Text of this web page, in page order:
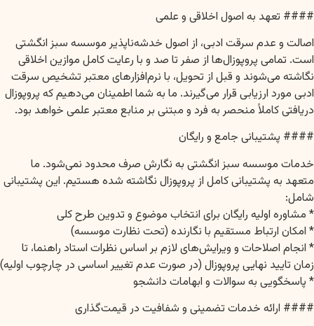
#### تعهد به اصول اخلاقی و علمی
اصالت و عدم سرقت ادبی، از اصول خدشه‌ناپذیر موسسه سبز انگشتی
است. تمامی پروپوزال‌ها از صفر تا صد و با رعایت کامل موازین اخلاقی
نگاشته می‌شوند و قبل از تحویل، با نرم‌افزارهای معتبر تشخیص سرقت
ادبی مورد ارزیابی قرار می‌گیرند. ما به شما اطمینان می‌دهیم که پروپوزال
دریافتی کاملاً منحصر به فرد و مبتنی بر منابع معتبر علمی خواهد بود.
#### پشتیبانی جامع و رایگان
خدمات موسسه سبز انگشتی به نگارش صرف محدود نمی‌شود. ما
متعهد به پشتیبانی کامل از پروپوزال نگاشته شده هستیم. این پشتیبانی
شامل:
* مشاوره اولیه رایگان برای انتخاب موضوع و تدوین طرح کلی
* امکان ارتباط مستقیم با نگارنده (تحت نظارت موسسه)
* انجام اصلاحات و ویرایش‌های لازم بر اساس نظرات استاد راهنما، تا
زمان تایید نهایی پروپوزال (در صورت عدم تغییر اساسی در چارچوب اولیه)
* پاسخگویی به سوالات و ابهامات دانشجو
#### ارائه خدمات تضمینی و شفافیت در قیمت‌گذاری